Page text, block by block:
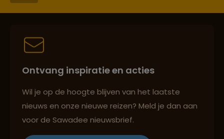
Reiszekerheid met Sawadee
Reizen met oog voor mens, cultuur en milieu
Ontvang inspiratie en acties
Wil je op de hoogte blijven van het laatste
nieuws en onze nieuwe reizen? Meld je dan aan
voor de Sawadee nieuwsbrief.